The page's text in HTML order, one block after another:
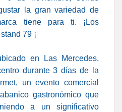
la gran variedad de
tiene para ti. ¡Los
79 ¡
en Las Mercedes,
durante 3 días de la
un evento comercial
gastronómico que
a un significativo